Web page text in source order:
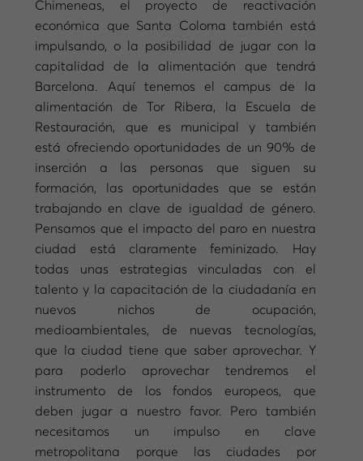
Chimeneas, el proyecto de reactivación
económica que Santa Coloma también está
impulsando, o la posibilidad de jugar con la
capitalidad de la alimentación que tendrá
Barcelona. Aquí tenemos el campus de la
alimentación de Tor Ribera, la Escuela de
Restauración, que es municipal y también
está ofreciendo oportunidades de un 90% de
inserción a las personas que siguen su
formación, las oportunidades que se están
trabajando en clave de igualdad de género.
Pensamos que el impacto del paro en nuestra
ciudad está claramente feminizado. Hay
todas unas estrategias vinculadas con el
talento y la capacitación de la ciudadanía en
nuevos nichos de ocupación,
medioambientales, de nuevas tecnologías,
que la ciudad tiene que saber aprovechar. Y
para poderlo aprovechar tendremos el
instrumento de los fondos europeos, que
deben jugar a nuestro favor. Pero también
necesitamos un impulso en clave
metropolitana porque las ciudades por